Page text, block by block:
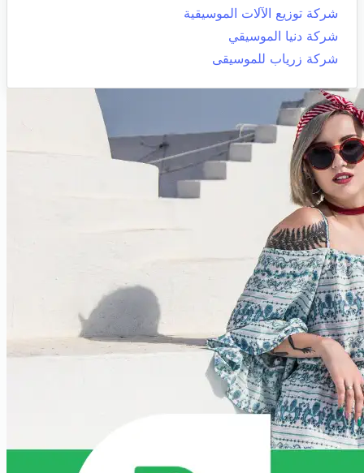
شركة توزيع الآلات الموسيقية
شركة دنيا الموسيقي
شركة زرياب للموسيقى